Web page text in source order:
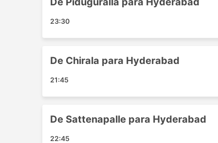
Chirala
Secunderabad
Principais Destinos da Harshita
Os ônibus da Harshita Tours and Travels
Hyderabad - Chirala
Hyderabad - Sattenapalle
23:30
De Chirala para Hyderabad
21:45
De Sattenapalle para Hyderabad
22:45